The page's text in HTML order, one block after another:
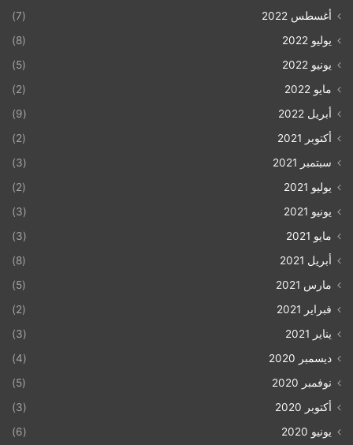
أغسطس 2022
(7)
يوليو 2022
(8)
يونيو 2022
(5)
مايو 2022
(2)
أبريل 2022
(9)
أكتوبر 2021
(2)
سبتمبر 2021
(3)
يوليو 2021
(2)
يونيو 2021
(3)
مايو 2021
(3)
أبريل 2021
(8)
مارس 2021
(5)
فبراير 2021
(2)
يناير 2021
(3)
ديسمبر 2020
(4)
نوفمبر 2020
(5)
أكتوبر 2020
(3)
يونيو 2020
(6)